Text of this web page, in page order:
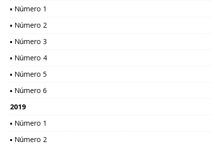
▪ Número 1
▪ Número 2
▪ Número 3
▪ Número 4
▪ Número 5
▪ Número 6
2019
▪ Número 1
▪ Número 2